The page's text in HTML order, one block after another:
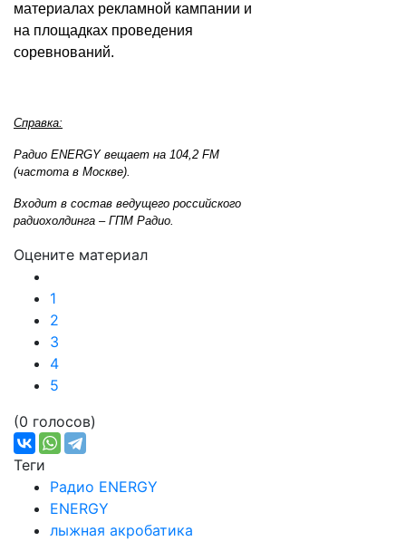
материалах рекламной кампании и
на площадках проведения
соревнований.
Справка:
Радио ENERGY вещает на 104,2 FM
(частота в Москве).
Входит в состав ведущего российского
радиохолдинга – ГПМ Радио.
Оцените материал
1
2
3
4
5
(0 голосов)
Теги
Радио ENERGY
ENERGY
лыжная акробатика